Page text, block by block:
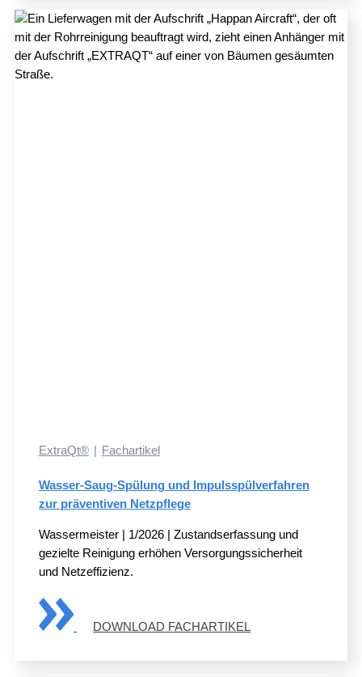
ExtraQt® Fachartikel
Wasser-Saug-Spülung und Impulsspülverfahren
zur präventiven Netzpflege
Wassermeister | 1/2026 | Zustandserfassung und
gezielte Reinigung erhöhen Versorgungssicherheit
und Netzeffizienz.
DOWNLOAD FACHARTIKEL